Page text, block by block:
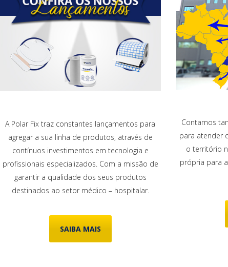
A Polar Fix traz constantes lançamentos para
agregar a sua linha de produtos, através de
contínuos investimentos em tecnologia e
profissionais especializados. Com a missão de
garantir a qualidade dos seus produtos
destinados ao setor médico – hospitalar.
SAIBA MAIS
Contamos
para atender
o território
própria para